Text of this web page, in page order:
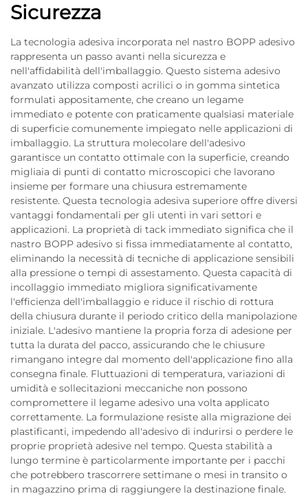
Sicurezza
La tecnologia adesiva incorporata nel nastro BOPP adesivo
rappresenta un passo avanti nella sicurezza e
nell'affidabilità dell'imballaggio. Questo sistema adesivo
avanzato utilizza composti acrilici o in gomma sintetica
formulati appositamente, che creano un legame
immediato e potente con praticamente qualsiasi materiale
di superficie comunemente impiegato nelle applicazioni di
imballaggio. La struttura molecolare dell'adesivo
garantisce un contatto ottimale con la superficie, creando
migliaia di punti di contatto microscopici che lavorano
insieme per formare una chiusura estremamente
resistente. Questa tecnologia adesiva superiore offre diversi
vantaggi fondamentali per gli utenti in vari settori e
applicazioni. La proprietà di tack immediato significa che il
nastro BOPP adesivo si fissa immediatamente al contatto,
eliminando la necessità di tecniche di applicazione sensibili
alla pressione o tempi di assestamento. Questa capacità di
incollaggio immediato migliora significativamente
l'efficienza dell'imballaggio e riduce il rischio di rottura
della chiusura durante il periodo critico della manipolazione
iniziale. L'adesivo mantiene la propria forza di adesione per
tutta la durata del pacco, assicurando che le chiusure
rimangano integre dal momento dell'applicazione fino alla
consegna finale. Fluttuazioni di temperatura, variazioni di
umidità e sollecitazioni meccaniche non possono
compromettere il legame adesivo una volta applicato
correttamente. La formulazione resiste alla migrazione dei
plastificanti, impedendo all'adesivo di indurirsi o perdere le
proprie proprietà adesive nel tempo. Questa stabilità a
lungo termine è particolarmente importante per i pacchi
che potrebbero trascorrere settimane o mesi in transito o
in magazzino prima di raggiungere la destinazione finale.